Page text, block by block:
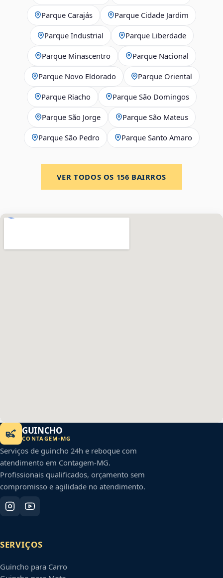
Parque Carajás Parque Cidade Jardim
Parque Industrial Parque Liberdade
Parque Minascentro Parque Nacional
Parque Novo Eldorado Parque Oriental
Parque Riacho Parque São Domingos
Parque São Jorge Parque São Mateus
Parque São Pedro Parque Santo Amaro
VER TODOS OS 156 BAIRROS
GUINCHO
CONTAGEM-MG
Serviços de guincho 24h e reboque com
atendimento em Contagem-MG.
Profissionais qualificados, orçamento sem
compromisso e agilidade no atendimento.
SERVIÇOS
Guincho para Carro